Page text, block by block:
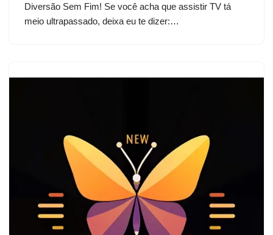
Diversão Sem Fim! Se você acha que assistir TV tá
meio ultrapassado, deixa eu te dizer:…